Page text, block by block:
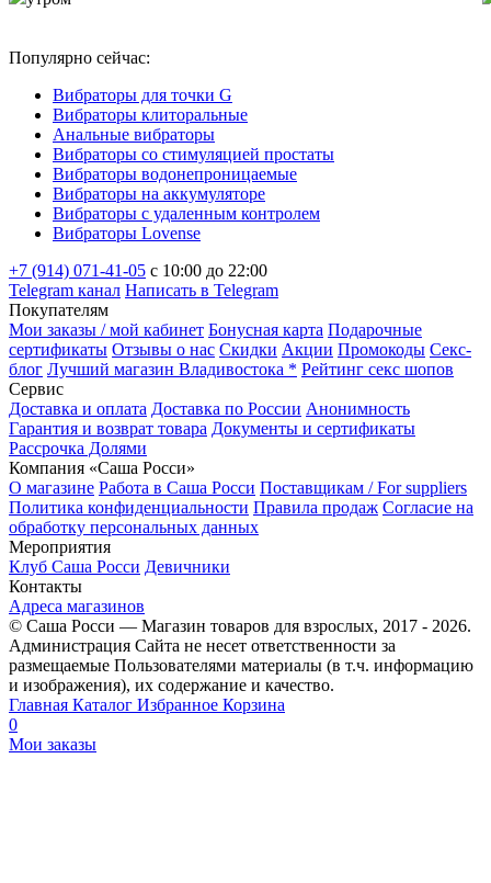
Популярно сейчас:
Вибраторы для точки G
Вибраторы клиторальные
Анальные вибраторы
Вибраторы со стимуляцией простаты
Вибраторы водонепроницаемые
Вибраторы на аккумуляторе
Вибраторы с удаленным контролем
Вибраторы Lovense
+7 (914) 071-41-05 c 10:00 до 22:00
Telegram канал Написать в Telegram
Покупателям
Мои заказы / мой кабинет Бонусная карта Подарочные
сертификаты Отзывы о нас Скидки Акции Промокоды Секс-
блог Лучший магазин Владивостока * Рейтинг секс шопов
Сервис
Доставка и оплата Доставка по России Анонимность
Гарантия и возврат товара Документы и сертификаты
Рассрочка Долями
Компания «Саша Росси»
О магазине Работа в Саша Росси Поставщикам / For suppliers
Политика конфиденциальности Правила продаж Согласие на
обработку персональных данных
Мероприятия
Клуб Саша Росси Девичники
Контакты
Адреса магазинов
© Саша Росси — Магазин товаров для взрослых, 2017 - 2026.
Администрация Сайта не несет ответственности за
размещаемые Пользователями материалы (в т.ч. информацию
и изображения), их содержание и качество.
Главная Каталог Избранное Корзина
0
Мои заказы